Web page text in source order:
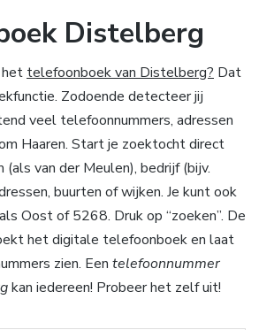
Distelberg
het telefoonboek van Distelberg? Dat
Zodoende detecteer jij
veel telefoonnummers, adressen
Haaren. Start je zoektocht direct
(als van der Meulen), bedrijf (bijv.
buurten of wijken. Je kunt ook
Oost of 5268. Druk op “zoeken”. De
het digitale telefoonboek en laat
zien. Een telefoonnummer
kan iedereen! Probeer het zelf uit!